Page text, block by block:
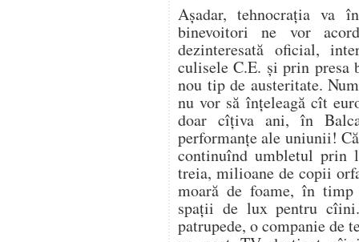
Aşadar, tehnocraţia va
binevoitori ne vor
dezinteresată oficial,
culisele C.E. şi prin presa
nou tip de austeritate.
nu vor să înţeleagă cît
doar cîţiva ani, în
performanţe ale uniunii!
continuînd umbletul
treia, milioane de copii
moară de foame, în
spaţii de lux pentru
patrupede, o companie de